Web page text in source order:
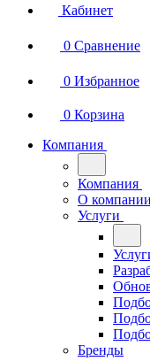
Кабинет
0 Сравнение
0 Избранное
0 Корзина
Компания
Компания
О компании
Услуги
Бренды